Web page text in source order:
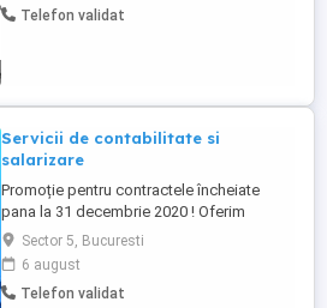
i având liberul consim ământ al păr ilor.
Telefon validat
Servicii de contabilitate si
salarizare
Promoție pentru contractele încheiate
pana la 31 decembrie 2020 ! Oferim
abonamente personalizate în funcție de
fiecare client astfel încât sa acoperim
toate cerințele legale la preturi competitive
Activitățile repetitive vor fi incluse în
Sector 5, Bucuresti
6 august
Telefon validat